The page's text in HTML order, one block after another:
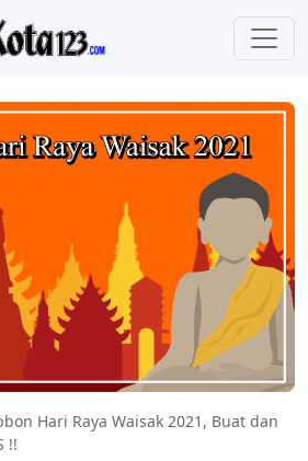
Hari Raya Waisak 2021, Buat dan
!!